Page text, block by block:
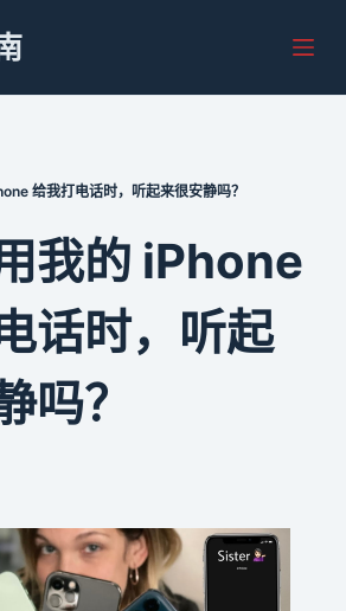
给我打电话时，听起来很安静吗？
我的 iPhone
话时，听起
吗？